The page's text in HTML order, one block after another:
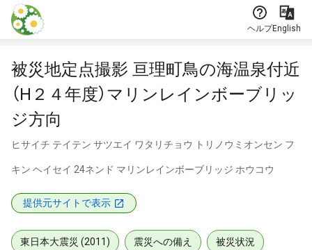
本文に飛ぶ
ヘルプEnglish
被災地定点撮影 亘理町鳥の海温泉付近
（H２４年度）マリンレインボーブリッ
ジ方向
ヒサイチ テイテン サツエイ ワタリチョウ トリノウミオンセン フ
キン ヘイセイ 24ネンド マリンレインボーブリッジ ホウコウ
提供元サイトで表示
東日本大震災 (2011) 震災への備え 被災状況